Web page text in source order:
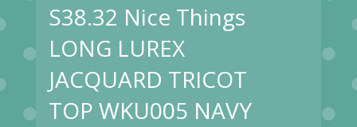
S38.32 Nice Things
LONG LUREX
JACQUARD TRICOT
TOP WKU005 NAVY